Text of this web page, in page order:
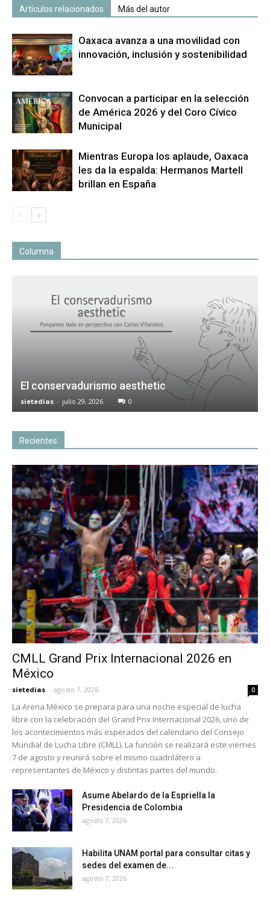
Artículos relacionados Más del autor
Oaxaca avanza a una movilidad con
innovación, inclusión y sostenibilidad
Convocan a participar en la selección
de América 2026 y del Coro Cívico
Municipal
Mientras Europa los aplaude, Oaxaca
les da la espalda: Hermanos Martell
brillan en España
Columna
El conservadurismo aesthetic
sietedias - julio 29, 2026 0
Recientes
CMLL Grand Prix Internacional 2026 en
México
sietedias - agosto 7, 2026 0
La Arena México se prepara para una noche especial de lucha
libre con la celebración del Grand Prix Internacional 2026, uno de
los acontecimientos más esperados del calendario del Consejo
Mundial de Lucha Libre (CMLL). La función se realizará este viernes
7 de agosto y reunirá sobre el mismo cuadrilátero a
representantes de México y distintas partes del mundo.
Asume Abelardo de la Espriella la
Presidencia de Colombia
agosto 7, 2026
Habilita UNAM portal para consultar citas y
sedes del examen de...
agosto 7, 2026